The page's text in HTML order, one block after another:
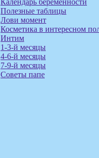
Календарь беременности
Полезные таблицы
Лови момент
Косметика в интересном
Интим
1-3-й месяцы
4-6-й месяцы
7-9-й месяцы
Советы папе